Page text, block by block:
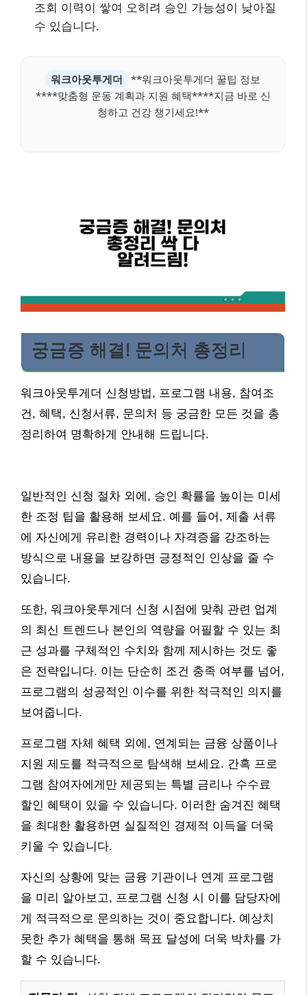
조회 이력이 쌓여 오히려 승인 가능성이 낮아질
수 있습니다.
워크아웃투게더
**워크아웃투게더 꿀팁 정보
****맞춤형 운동 계획과 지원 혜택****지금 바로 신
청하고 건강 챙기세요!**
궁금증 해결! 문의처 총정리
워크아웃투게더 신청방법, 프로그램 내용, 참여조
건, 혜택, 신청서류, 문의처 등 궁금한 모든 것을 총
정리하여 명확하게 안내해 드립니다.
일반적인 신청 절차 외에, 승인 확률을 높이는 미세
한 조정 팁을 활용해 보세요. 예를 들어, 제출 서류
에 자신에게 유리한 경력이나 자격증을 강조하는
방식으로 내용을 보강하면 긍정적인 인상을 줄 수
있습니다.
또한, 워크아웃투게더 신청 시점에 맞춰 관련 업계
의 최신 트렌드나 본인의 역량을 어필할 수 있는 최
근 성과를 구체적인 수치와 함께 제시하는 것도 좋
은 전략입니다. 이는 단순히 조건 충족 여부를 넘어,
프로그램의 성공적인 이수를 위한 적극적인 의지를
보여줍니다.
프로그램 자체 혜택 외에, 연계되는 금융 상품이나
지원 제도를 적극적으로 탐색해 보세요. 간혹 프로
그램 참여자에게만 제공되는 특별 금리나 수수료
할인 혜택이 있을 수 있습니다. 이러한 숨겨진 혜택
을 최대한 활용하면 실질적인 경제적 이득을 더욱
키울 수 있습니다.
자신의 상황에 맞는 금융 기관이나 연계 프로그램
을 미리 알아보고, 프로그램 신청 시 이를 담당자에
게 적극적으로 문의하는 것이 중요합니다. 예상치
못한 추가 혜택을 통해 목표 달성에 더욱 박차를 가
할 수 있습니다.